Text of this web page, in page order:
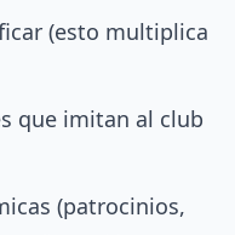
(esto multiplica
que imitan al club
(patrocinios,